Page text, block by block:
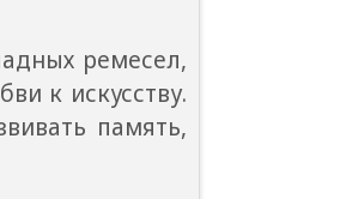
ремесел,
к искусству.
память,